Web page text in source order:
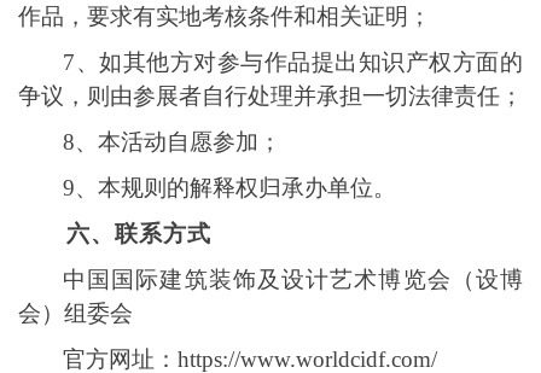
作品，要求有实地考核条件和相关证明；
7、如其他方对参与作品提出知识产权方面的
争议，则由参展者自行处理并承担一切法律责任；
8、 本活动自愿参加；
9、 本规则的解释权归承办单位。
六、联系方式
中国国际建筑装饰及设计艺术博览会（设博
会）组委会
官方网址： https://www.worldcidf.com/